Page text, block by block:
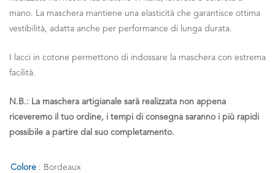
mano. La maschera mantiene una elasticità che garantisce ottima
vestibilità, adatta anche per performance di lunga durata.
I lacci in cotone permettono di indossare la maschera con estrema
facilità.
N.B.: La maschera artigianale sarà realizzata non appena
riceveremo il tuo ordine, i tempi di consegna saranno i più rapidi
possibile a partire dal suo completamento.
Colore : Bordeaux